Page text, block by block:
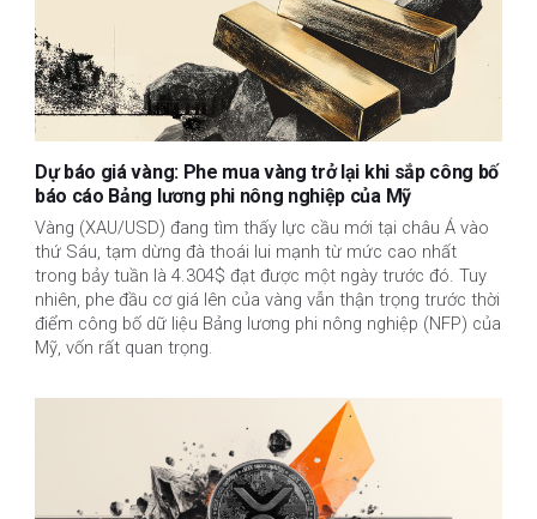
Dự báo giá vàng: Phe mua vàng trở lại khi sắp công bố
báo cáo Bảng lương phi nông nghiệp của Mỹ
Vàng (XAU/USD) đang tìm thấy lực cầu mới tại châu Á vào
thứ Sáu, tạm dừng đà thoái lui mạnh từ mức cao nhất
trong bảy tuần là 4.304$ đạt được một ngày trước đó. Tuy
nhiên, phe đầu cơ giá lên của vàng vẫn thận trọng trước thời
điểm công bố dữ liệu Bảng lương phi nông nghiệp (NFP) của
Mỹ, vốn rất quan trọng.